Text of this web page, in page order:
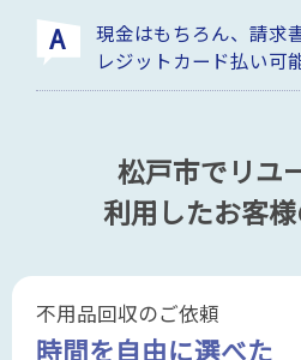
現金はもちろん、請求
レジットカード払い可
松戸市でリユ
利用したお客
不用品回収のご依頼
時間を自由に選べた